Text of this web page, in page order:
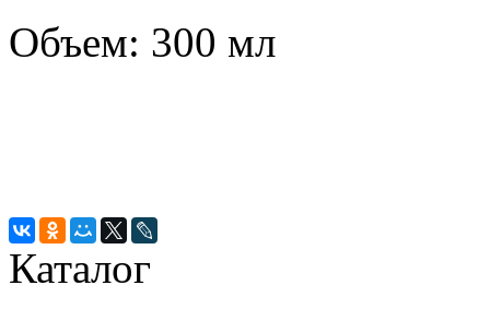
Объем: 300 мл
Каталог